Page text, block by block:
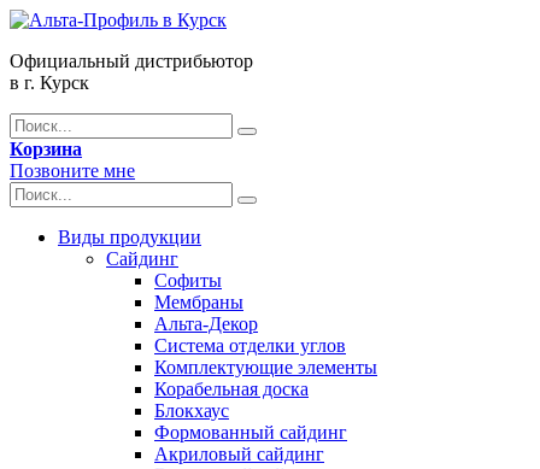
Официальный дистрибьютор
в г. Курск
Корзина
Позвоните мне
Виды продукции
Сайдинг
Софиты
Мембраны
Альта-Декор
Система отделки углов
Комплектующие элементы
Корабельная доска
Блокхаус
Формованный сайдинг
Акриловый сайдинг